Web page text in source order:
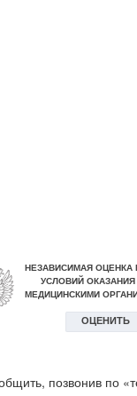
позвонив по